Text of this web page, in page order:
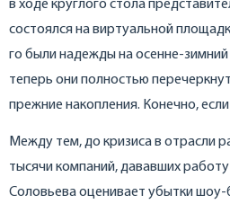
в ходе круглого стола
состоялся на виртуальной
го были надежды на осенне-зимний
теперь они полностью
прежние накопления. Конечно,
Между тем, до кризиса в отрасли
тысячи компаний, дававших
Соловьева оценивает убытки шоу-